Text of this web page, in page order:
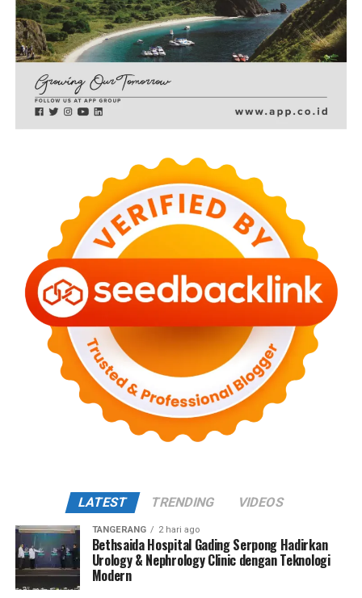
LATEST TRENDING VIDEOS
TANGERANG 2 hari ago
Bethsaida Hospital Gading Serpong Hadirkan
Urology & Nephrology Clinic dengan Teknologi
Modern